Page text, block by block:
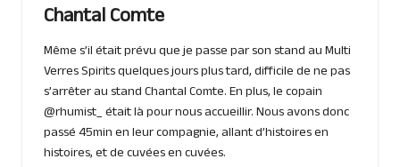
Chantal Comte
Même s’il était prévu que je passe par son stand au Multi
Verres Spirits quelques jours plus tard, difficile de ne pas
s’arrêter au stand Chantal Comte. En plus, le copain
@rhumist_ était là pour nous accueillir. Nous avons donc
passé 45min en leur compagnie, allant d’histoires en
histoires, et de cuvées en cuvées.